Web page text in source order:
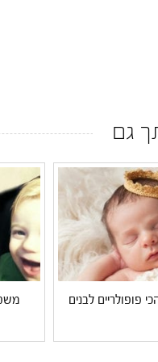
גם
פופולריים לבנים